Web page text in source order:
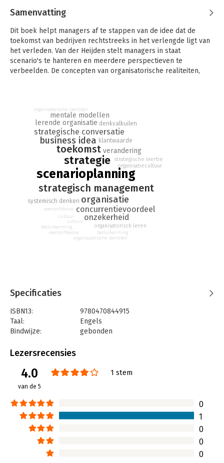
Samenvatting
Dit boek helpt managers af te stappen van de idee dat de
toekomst van bedrijven rechtstreeks in het verlengde ligt van
het verleden. Van der Heijden stelt managers in staat
scenario's te hanteren en meerdere perspectieven te
verbeelden. De concepten van organisatorische realiteiten,
scenarioplanning
strategie
strategisch management
toekomst
organisatie
business idea
strategische conversatie
concurrentievoordeel
onzekerheid
lerende organisatie
mentale modellen
verandering
systemisch denken
denkvalkuilen
klantwaarde
strategische inertie
organisatiecultuur
organisatorisch leren
cultuur
overconfidence
besluitvorming
organisatorische identiteit
cultuur
overconfidence
besluitvorming
organisatorische identiteit
Specificaties
ISBN13:
9780470844915
Taal:
Engels
Bindwijze:
gebonden
Uitgever:
Hoofdrubriek:
Strategisch management
Lezersrecensies
4.0
van de 5
1 stem
0
1
0
0
0